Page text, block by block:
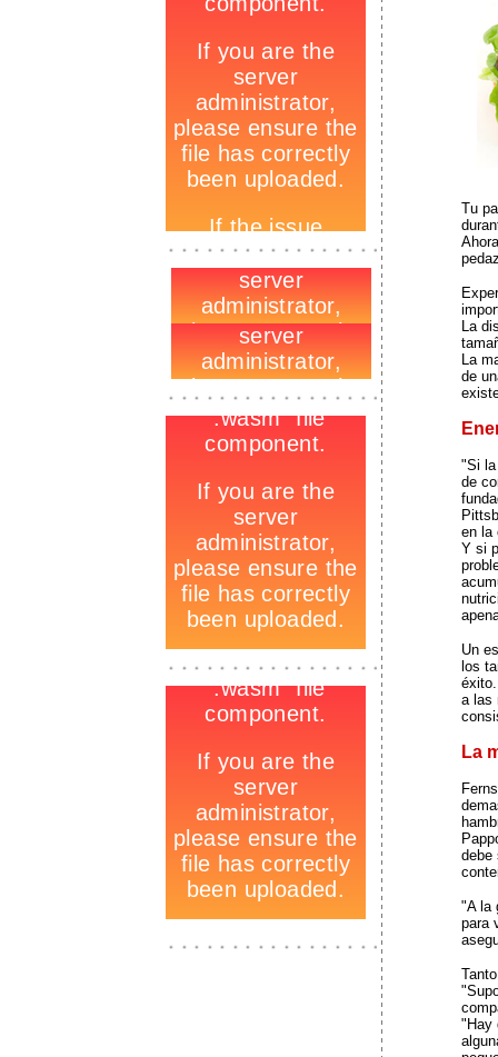
_
_
_
_
Tu
La
La
de
"Si la
de
en la
Y si
Un
los
a las
La
debe
"A la
para
"Hay